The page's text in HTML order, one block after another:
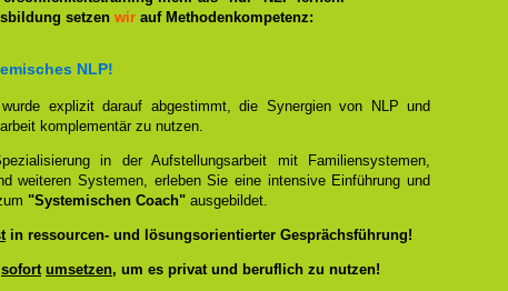
setzen wir auf Methodenkompetenz:
NLP!
explizit darauf abgestimmt, die Synergien von NLP und
komplementär zu nutzen.
in der Aufstellungsarbeit mit Familiensystemen,
weiteren Systemen, erleben Sie eine intensive Einführung und
"Systemischen Coach" ausgebildet.
in ressourcen- und lösungsorientierter Gesprächsführung!
sofort umsetzen, um es privat und beruflich zu nutzen!